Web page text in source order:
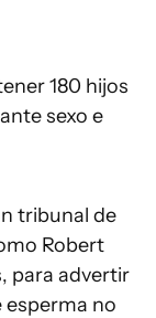
180 hijos
sexo e
tribunal de
Robert
para advertir
esperma no